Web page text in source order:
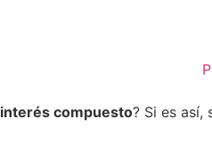
interés compuesto? Si es así,